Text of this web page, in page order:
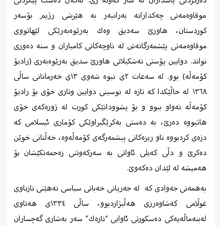
موقاوه‌مه‌تی چه‌كدارانه‌ به‌رانبه‌ر به‌ هێرشی رژیم بۆسه‌ر
كوردستان، هاورێ سه‌دیق وه‌ك به‌رێوه‌به‌رێكی لێهاتووی
موقاوه‌مه‌تی پێشمه‌رگانه‌ش له‌ ناوچه‌كانی كامیاران و سنه‌ ده‌وری
نواند. دوایین پۆستی ته‌شكیلاتی هاورێ سدیق به‌رێوه‌به‌ری (رادیۆ
كۆمه‌ڵه‌) بوو. له‌ سه‌عات ٢ی نیوه شه‌وی ١٣ی خه‌رمانانی ساڵی
١٣٦٨ له‌ حاڵێكدا كه‌ تازه‌ له‌ نوسینی دوایین وتاری خۆی بۆ رادیۆ
كۆمه‌ڵه‌ ته‌واو ببوو و بۆ پشوودانێكی كورت له‌ ژوره‌كه‌ی خۆی
هاتبووه‌ ده‌رێ، به‌ ده‌ستی به‌كرێگیراوێكی كۆماری ئیسلامی كه‌
دزەی كردبووه‌ ناو ریزه‌كانی پیشمه‌رگه‌ی كۆمه‌ڵه‌وه‌، خه‌ڵتانی خوێن
ده‌كرێ و دڵی كه‌یلی ئاواتی به‌ سه‌ركه‌وتنی زه‌حمه‌تكێشان بۆ
هه‌میشه‌ له‌ لێدان ده‌كه‌وێ.
به‌همه‌نی جه‌وادی كه‌ ‌ له‌ جه‌ریانی خه‌باتی سیاسی نه‌هێنی نازناوی
غوڵامی كه‌شاوه‌رزی هه‌ڵبژاردبوو، ساڵی ١٣٣٤ی هه‌تاوی
له‌بنه‌ماڵه‌یه‌كی ده‌سكورتی ئاوایی “ناره‌ك” سه‌ر به‌شاری گه‌چساران